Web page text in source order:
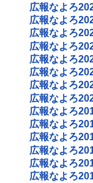
広報なよろ
広報なよろ
広報なよろ
広報なよろ
広報なよろ
広報なよろ
広報なよろ
広報なよろ
広報なよろ
広報なよろ
広報なよろ
広報なよろ
広報なよろ
広報なよろ